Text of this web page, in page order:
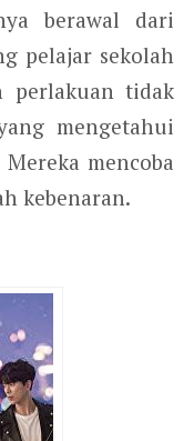
berawal dari
pelajar sekolah
perlakuan tidak
mengetahui
mencoba
kebenaran.